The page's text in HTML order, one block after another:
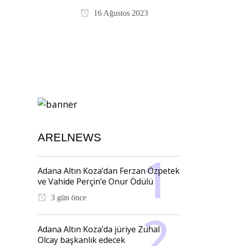
16 Ağustos 2023
ARELNEWS
Adana Altın Koza’dan Ferzan Özpetek
ve Vahide Perçin’e Onur Ödülü
3 gün önce
Adana Altın Koza’da jüriye Zuhal
Olcay başkanlık edecek